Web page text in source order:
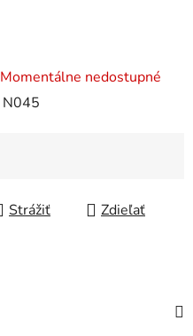
Momentálne nedostupné
N045
Strážiť Zdieľať